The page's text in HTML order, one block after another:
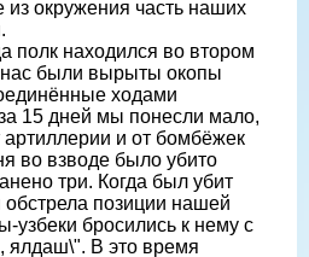
окружения часть наших
полк находился во втором
были вырыты окопы
ходами
15 дней мы понесли мало,
и от бомбёжек
во взводе было убито
три. Когда был убит
позиции нашей
узбеки бросились к нему с
ялдаш\". В это время